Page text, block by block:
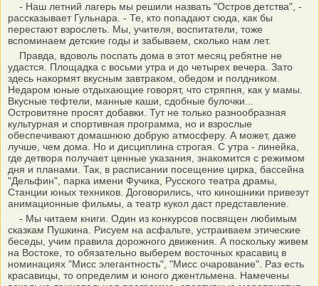
- Наш летний лагерь мы решили назвать "Остров детства", -
рассказывает Гульнара. - Те, кто попадают сюда, как бы
перестают взрослеть. Мы, учителя, воспитатели, тоже
вспоминаем детские годы и забываем, сколько нам лет.
Правда, вдоволь поспать дома в этот месяц ребятне не
удастся. Площадка с восьми утра и до четырех вечера. Зато
здесь накормят вкусным завтраком, обедом и полдником.
Недаром юные отдыхающие говорят, что стряпня, как у мамы.
Вкусные тефтели, манные каши, сдобные булочки...
Островитяне просят добавки. Тут не только разнообразная
культурная и спортивная программа, но и взрослые
обеспечивают домашнюю добрую атмосферу. А может, даже
лучше, чем дома. Но и дисциплина строгая. С утра - линейка,
где детвора получает ценные указания, знакомится с режимом
дня и планами. Так, в расписании посещение цирка, бассейна
"Дельфин", парка имени Фучика, Русского театра драмы,
Станции юных техников. Договорились, что киношники привезут
анимационные фильмы, а театр кукол даст представление.
- Мы читаем книги. Один из конкурсов посвящен любимым
сказкам Пушкина. Рисуем на асфальте, устраиваем этические
беседы, учим правила дорожного движения. А поскольку живем
на Востоке, то обязательно выберем восточных красавиц в
номинациях "Мисс элегантность", "Мисс очарование". Раз есть
красавицы, то определим и юного джентльмена. Намечены